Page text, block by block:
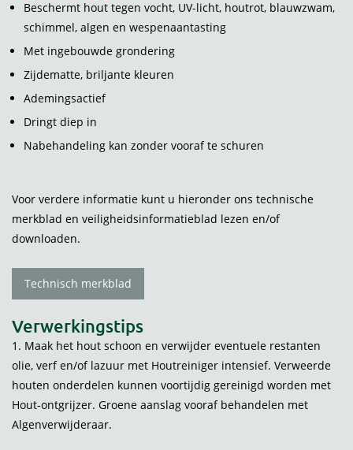
Beschermt hout tegen vocht, UV-licht, houtrot, blauwzwam,
schimmel, algen en wespenaantasting
Met ingebouwde grondering
Zijdematte, briljante kleuren
Ademingsactief
Dringt diep in
Nabehandeling kan zonder vooraf te schuren
Voor verdere informatie kunt u hieronder ons technische
merkblad en veiligheidsinformatieblad lezen en/of
downloaden.
Technisch merkblad
Verwerkingstips
1. Maak het hout schoon en verwijder eventuele restanten
olie, verf en/of lazuur met Houtreiniger intensief. Verweerde
houten onderdelen kunnen voortijdig gereinigd worden met
Hout-ontgrijzer. Groene aanslag vooraf behandelen met
Algenverwijderaar.